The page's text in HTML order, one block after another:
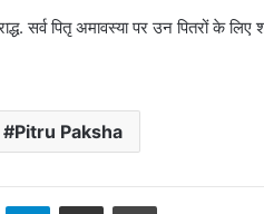
सर्व पितृ अमावस्या पर उन पितरों के लिए
Pitru Paksha
TelegramShare via Email Print